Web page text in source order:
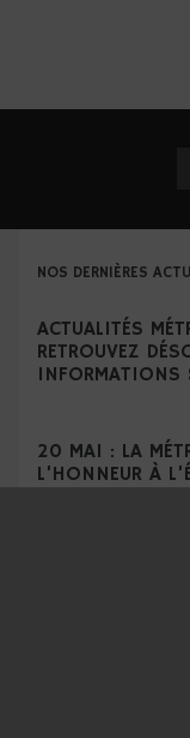
NOS DERNIÈRES
ACTUALITÉS
RETROUVEZ
INFORMATIONS
20 MAI : LA
L’HONNEUR À